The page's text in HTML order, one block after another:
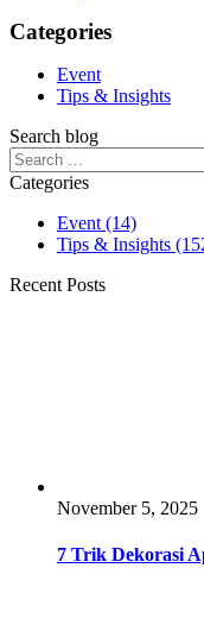
Categories
Event
Tips & Insights
Search blog
Search
for:
Categories
Event (14)
Tips & Insights
Recent Posts
November 5, 2025
7 Trik Dekorasi